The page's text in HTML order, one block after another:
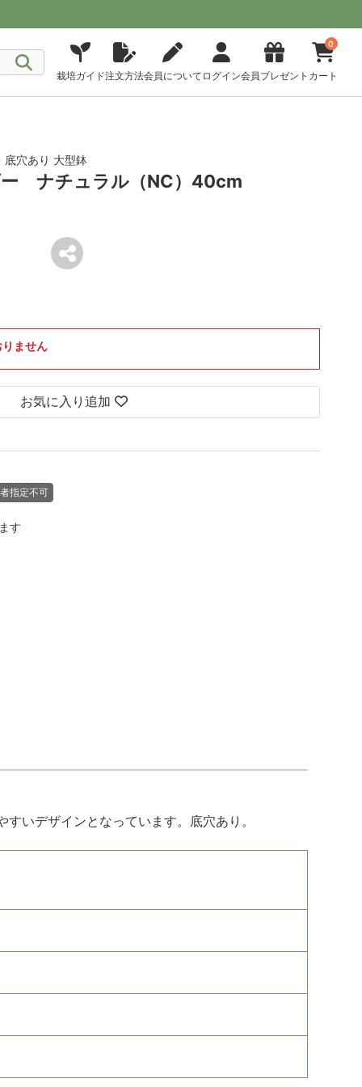
栽培ガイド注文方法会員について ログイン会員プレゼント
0
カート
底穴あり 大型鉢
ナチュラル（NC）40cm
ません
お気に入り追加
指定不可
す
いデザインとなっています。底穴あり。